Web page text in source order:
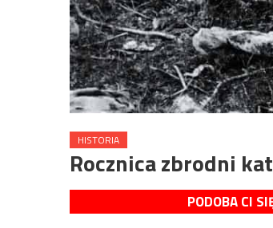
HISTORIA
Rocznica zbrodni
PODOBA CI